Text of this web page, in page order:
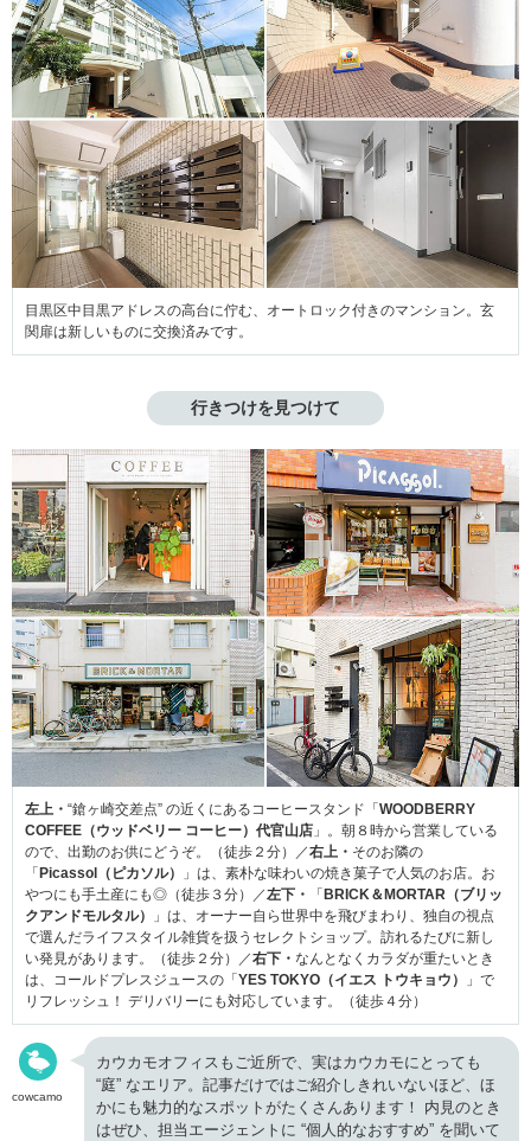
目黒区中目黒アドレスの高台に佇む、オートロック付きのマンション。玄
関扉は新しいものに交換済みです。
行きつけを見つけて
左上・ “鎗ヶ崎交差点” の近くにあるコーヒースタンド「WOODBERRY
COFFEE（ウッドベリー コーヒー）代官山店 」。朝８時から営業している
ので、出勤のお供にどうぞ。（徒歩２分）／右上・ そのお隣の
「Picassol（ピカソル）
」は、素朴な味わいの焼き菓子で人気のお店。お
やつにも手土産にも◎（徒歩３分）／左下・ 「BRICK＆MORTAR（ブリッ
クアンドモルタル）
」は、オーナー自ら世界中を飛びまわり、独自の視点
で選んだライフスタイル雑貨を扱うセレクトショップ。訪れるたびに新し
い発見があります。（徒歩２分）／右下・ なんとなくカラダが重たいとき
は、コールドプレスジュースの「YES TOKYO（イエス トウキョウ）
」で
リフレッシュ！ デリバリーにも対応しています。（徒歩４分）
cowcamo
カウカモオフィスもご近所で、実はカウカモにとっても
“庭” なエリア。記事だけではご紹介しきれいないほど、ほ
かにも魅力的なスポットがたくさんあります！ 内見のとき
はぜひ、担当エージェントに “個人的なおすすめ” を聞いて